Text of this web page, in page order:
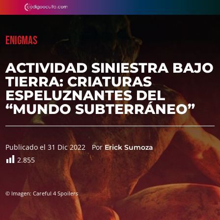
ENIGMAS
ACTIVIDAD SINIESTRA BAJO
TIERRA: CRIATURAS
ESPELUZNANTES DEL
“MUNDO SUBTERRÁNEO”
Publicado el 31 Dic 2022 PorErick Sumoza
2.855
© Imagen: Careful 4 Spoilers